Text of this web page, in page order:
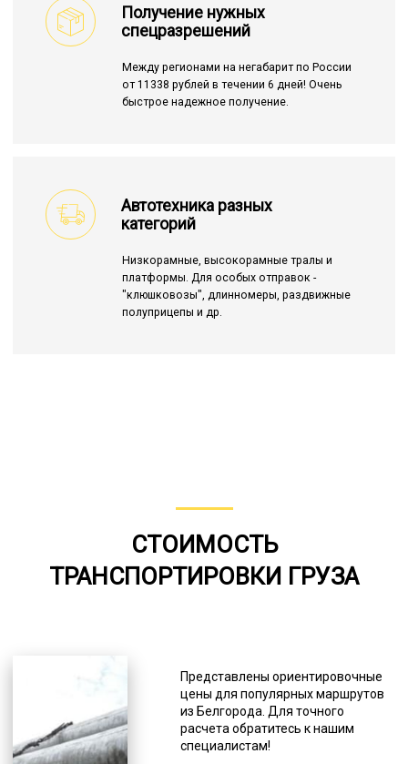
Получение нужных
спецразрешений
Между регионами на негабарит по России
от 11338 рублей в течении 6 дней! Очень
быстрое надежное получение.
Автотехника разных
категорий
Низкорамные, высокорамные тралы и
платформы. Для особых отправок -
"клюшковозы", длинномеры, раздвижные
полуприцепы и др.
СТОИМОСТЬ
ТРАНСПОРТИРОВКИ ГРУЗА
Представлены ориентировочные
цены для популярных маршрутов
из Белгорода. Для точного
расчета обратитесь к нашим
специалистам!